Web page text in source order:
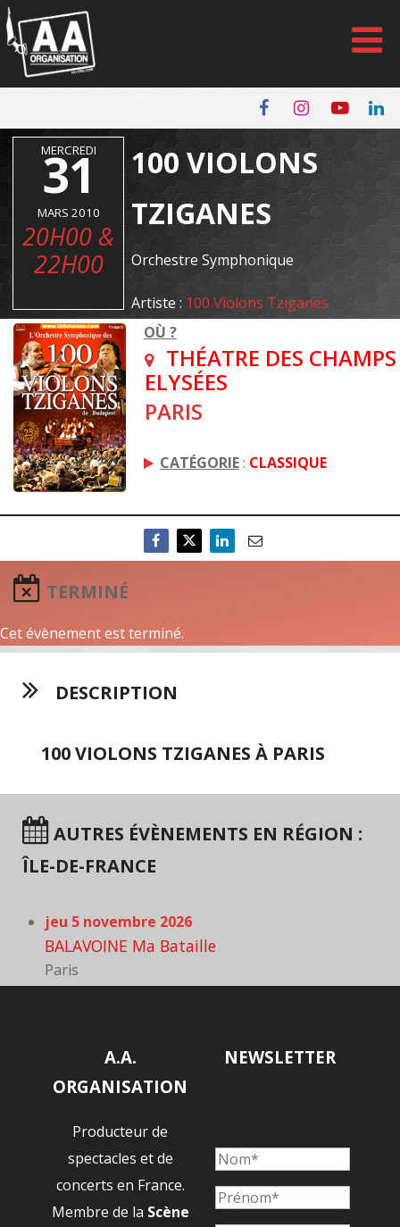
Panneau de gestion des cookies
MERCREDI
31
MARS 2010
20H00 &
22H00
100 VIOLONS
TZIGANES
Orchestre Symphonique
Artiste : 100 Violons Tziganes
OÙ ?
THÉATRE DES CHAMPS
ELYSÉES
PARIS
CATÉGORIE: CLASSIQUE
TERMINÉ
Cet évènement est terminé.
DESCRIPTION
100 VIOLONS TZIGANES À PARIS
AUTRES ÉVÈNEMENTS EN RÉGION :
ÎLE-DE-FRANCE
jeu 5 novembre 2026
BALAVOINE Ma Bataille
Paris
A.A.
ORGANISATION
Producteur de
spectacles et de
concerts en France.
Membre de la Scène
NEWSLETTER